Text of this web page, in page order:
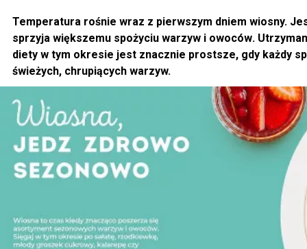
Temperatura rośnie wraz z pierwszym dniem wiosny.
sprzyja większemu spożyciu warzyw i owoców.
diety w tym okresie jest znacznie prostsze, gdy każdy
świeżych, chrupiących warzyw.